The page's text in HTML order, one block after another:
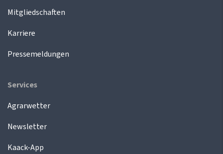
Mitgliedschaften
Karriere
Pressemeldungen
Services
Agrarwetter
Newsletter
Kaack-App